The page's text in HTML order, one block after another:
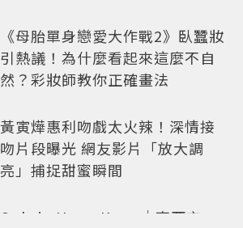
《母胎單身戀愛大作戰2》臥蠶妝
引熱議！為什麼看起來這麼不自
然？彩妝師教你正確畫法
黃寅燁惠利吻戲太火辣！深情接
吻片段曝光 網友影片「放大調
亮」捕捉甜蜜瞬間
Only in Hong Kong｜東西交